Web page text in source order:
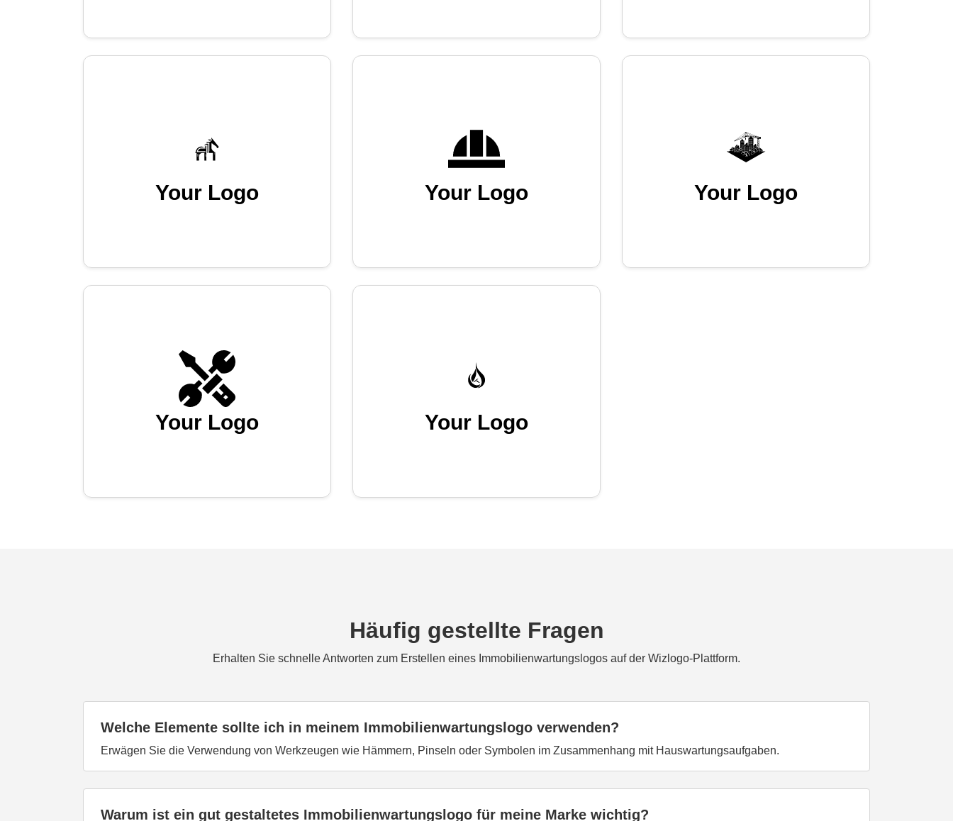
Your Logo Your Logo Your Logo
Your Logo Your Logo
Häufig gestellte Fragen
Erhalten Sie schnelle Antworten zum Erstellen eines Immobilienwartungslogos auf der Wizlogo-Plattform.
Welche Elemente sollte ich in meinem Immobilienwartungslogo verwenden?
Erwägen Sie die Verwendung von Werkzeugen wie Hämmern, Pinseln oder Symbolen im Zusammenhang mit Hauswartungsaufgaben.
Warum ist ein gut gestaltetes Immobilienwartungslogo für meine Marke wichtig?